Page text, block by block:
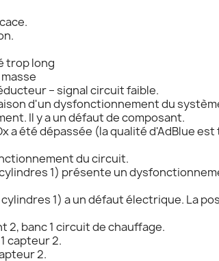
trop long
– signal circuit faible.
d'un dysfonctionnement du
Il y a un défaut de composant.
a été dépassée (la qualité d'AdBlue
du circuit.
1) présente un
1) a un défaut électrique. La
2, banc 1 circuit de chauffage.
capteur 2.
2.